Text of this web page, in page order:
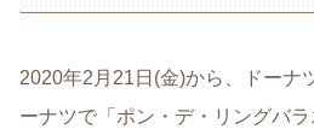
2020年2月21日(金)から、ドーナ
ーナツで「ポン・デ・リングバ